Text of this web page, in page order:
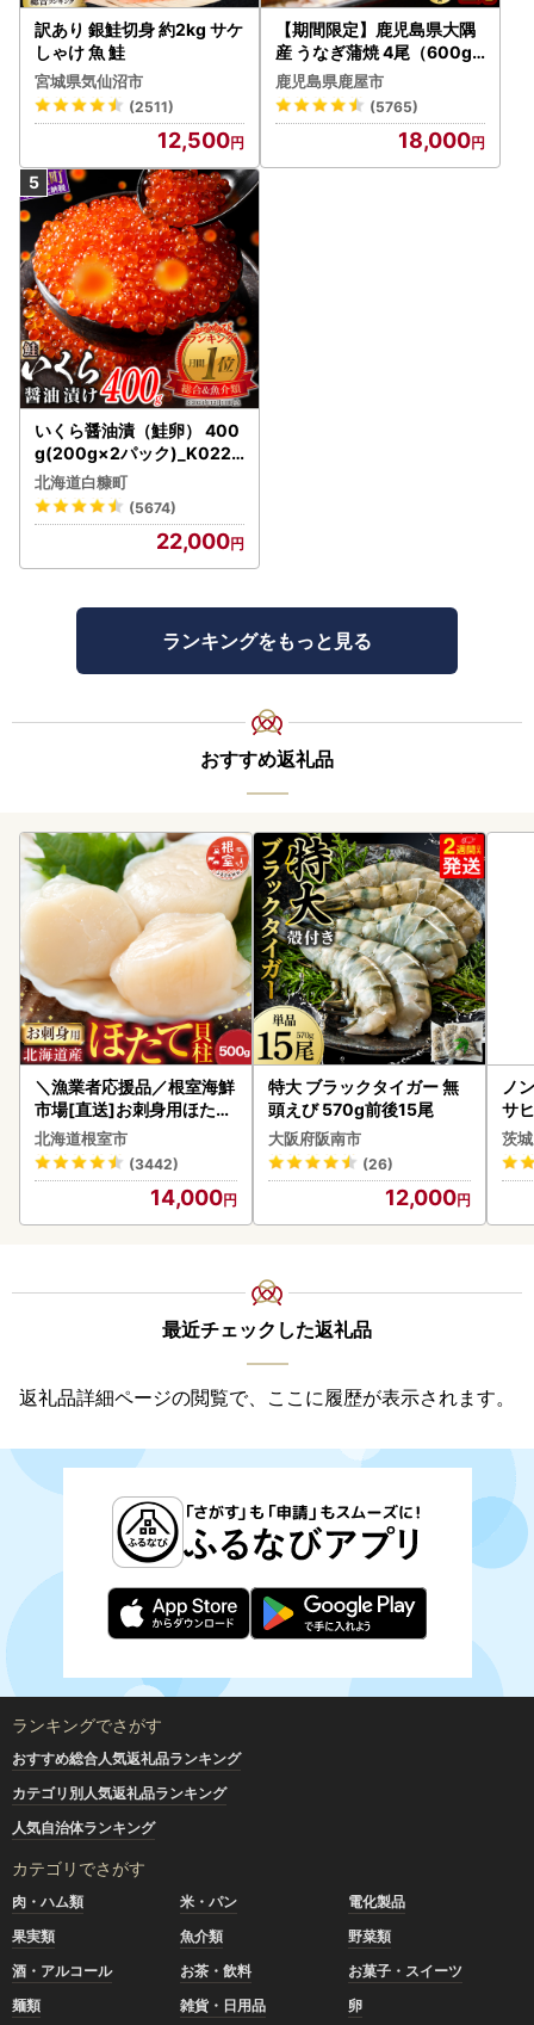
訳あり 銀鮭切身 約2kg サケ
しゃけ 魚 鮭
宮城県気仙沼市
(2511)
12,500
【期間限定】鹿児島県大隅
産 うなぎ蒲焼 4尾（600g
） KN007-004-04-cp18
うなぎ 鰻 魚 惣菜 総菜
鹿児島県鹿屋市
(5765)
18,000
いくら醤油漬（鮭卵） 400
g(200g×2パック)_K022-
1676
北海道白糠町
(5674)
22,000
ランキングをもっと見る
おすすめ返礼品
＼漁業者応援品／根室海鮮
市場[直送]お刺身用ほたて
貝柱500g A-28002
北海道根室市
(3442)
14,000
特大 ブラックタイガー 無
頭えび 570g前後15尾
大阪府阪南市
(26)
12,000
ノ
サ
本
守
茨
最近チェックした返礼品
返礼品詳細ページの閲覧で、ここに履歴が表示されます。
ランキングでさがす
おすすめ総合人気返礼品ランキング
カテゴリ別人気返礼品ランキング
人気自治体ランキング
カテゴリでさがす
肉・ハム類 米・パン
電化製品
果実類
魚介類
野菜類
酒・アルコール
お茶・飲料
お菓子・スイーツ
麺類
雑貨・日用品
卵